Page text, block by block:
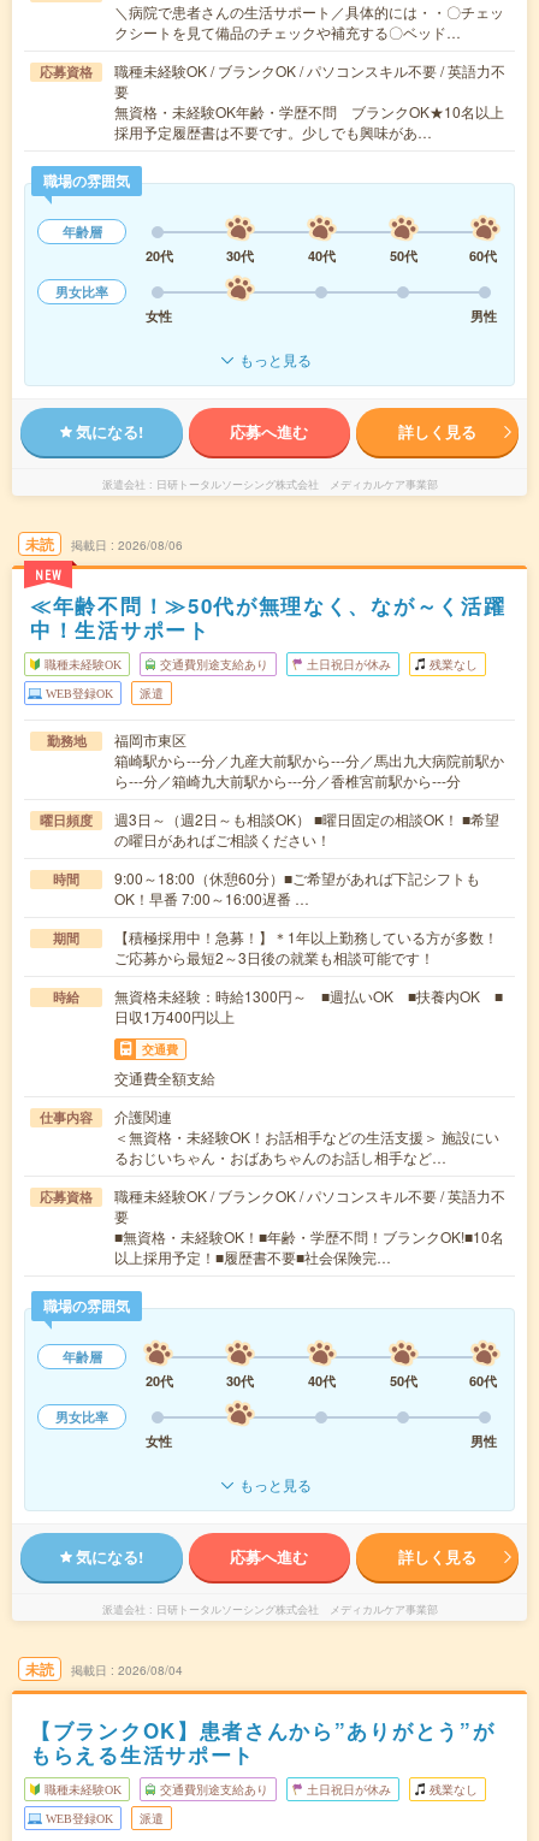
＼病院で患者さんの生活サポート／具体的には・・〇チェッ
クシートを見て備品のチェックや補充する〇ベッド…
応募資格
職種未経験OK / ブランクOK / パソコンスキル不要 / 英語力不
要
無資格・未経験OK年齢・学歴不問 ブランクOK★10名以上
採用予定履歴書は不要です。少しでも興味があ…
職場の雰囲気
年齢層
20代
30代 40代 50代
60代
男女比率
女性
男性
もっと見る
気になる! 応募へ進む 詳しく見る
派遣会社 日研トータルソーシング株式会社 メディカルケア事業部
未読
NEW
掲載日 2026/08/06
≪年齢不問！≫50代が無理なく、なが～く活躍
中！生活サポート
職種未経験OK 交通費別途支給あり 土日祝日が休み 残業なし
WEB登録OK 派遣
勤務地
福岡市東区
箱崎駅から---分／九産大前駅から---分／馬出九大病院前駅か
ら---分／箱崎九大前駅から---分／香椎宮前駅から---分
曜日頻度
週3日～（週2日～も相談OK） ■曜日固定の相談OK！ ■希望
の曜日があればご相談ください！
時間
9:00～18:00（休憩60分）■ご希望があれば下記シフトも
OK！早番 7:00～16:00遅番 …
期間
【積極採用中！急募！】＊1年以上勤務している方が多数！
ご応募から最短2～3日後の就業も相談可能です！
時給
無資格未経験：時給1300円～ ■週払いOK ■扶養内OK ■
日収1万400円以上
交通費
交通費全額支給
仕事内容
介護関連
＜無資格・未経験OK！お話相手などの生活支援＞ 施設にい
るおじいちゃん・おばあちゃんのお話し相手など…
応募資格
職種未経験OK / ブランクOK / パソコンスキル不要 / 英語力不
要
■無資格・未経験OK！■年齢・学歴不問！ブランクOK!■10名
以上採用予定！■履歴書不要■社会保険完…
職場の雰囲気
年齢層
20代
30代 40代 50代
60代
男女比率
女性
男性
もっと見る
気になる! 応募へ進む 詳しく見る
派遣会社 日研トータルソーシング株式会社 メディカルケア事業部
未読 掲載日 2026/08/04
【ブランクOK】患者さんから”ありがとう”が
もらえる生活サポート
職種未経験OK 交通費別途支給あり 土日祝日が休み 残業なし
WEB登録OK 派遣